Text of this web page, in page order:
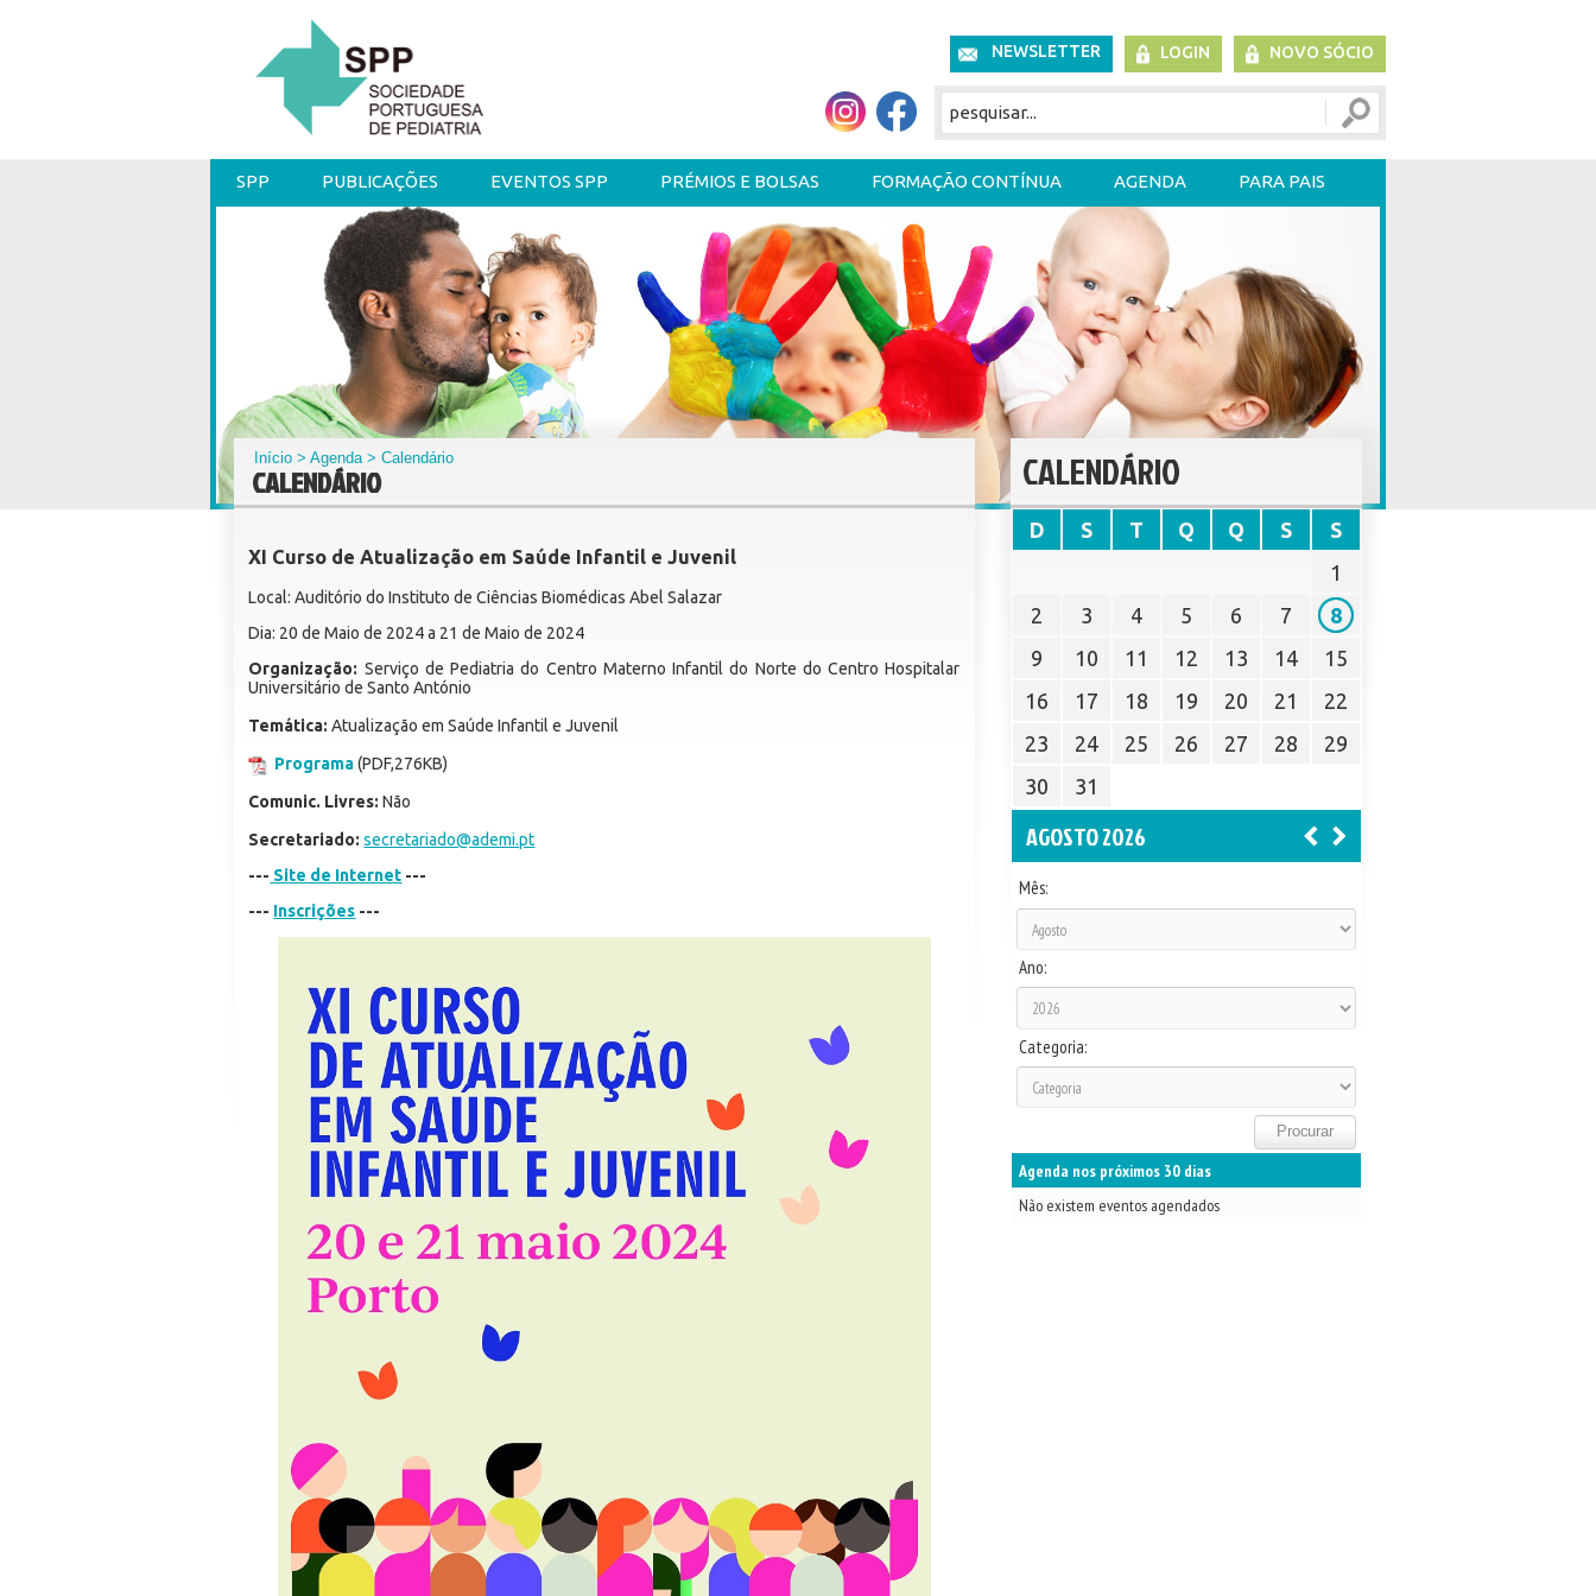
NEWSLETTER LOGIN NOVO SÓCIO
SPP PUBLICAÇÕES EVENTOS SPP PRÉMIOS E BOLSAS FORMAÇÃO CONTÍNUA AGENDA PARA PAIS
Início >Agenda> Calendário
CALENDÁRIO
XI Curso de Atualização em Saúde Infantil e Juvenil
Local: Auditório do Instituto de Ciências Biomédicas Abel Salazar
Dia: 20 de Maio de 2024 a 21 de Maio de 2024
Organização: Serviço de Pediatria do Centro Materno Infantil do Norte do Centro Hospitalar
Universitário de Santo António
Temática: Atualização em Saúde Infantil e Juvenil
Programa (PDF,276KB)
Comunic. Livres: Não
Secretariado: secretariado@ademi.pt
--- Site de Internet ---
--- Inscrições ---
CALENDÁRIO
D S T Q Q S
S
1
2
3 4 5 6 7
8
9
10 11 12 13 14
15
16
17 18 19 20 21
22
23
24 25 26 27 28
29
30
31
AGOSTO 2026
Mês:
Ano:
Categoria:
Agenda nos próximos 30 dias
Não existem eventos agendados